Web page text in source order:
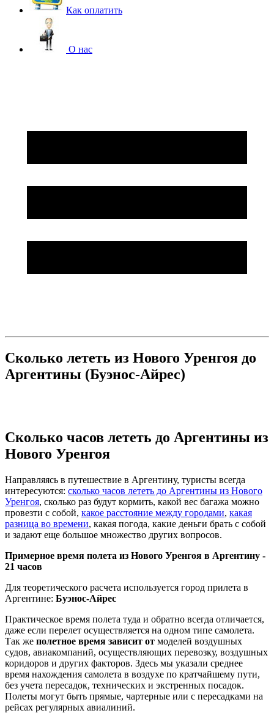
Как оплатить
О нас
Сколько лететь из Нового Уренгоя до
Аргентины (Буэнос-Айрес)
Сколько часов лететь до Аргентины из
Нового Уренгоя
Направляясь в путешествие в Аргентину, туристы всегда
интересуются: сколько часов лететь до Аргентины из Нового
Уренгоя, сколько раз будут кормить, какой вес багажа можно
провезти с собой, какое расстояние между городами, какая
разница во времени, какая погода, какие деньги брать с собой
и задают еще большое множество других вопросов.
Примерное время полета из Нового Уренгоя в Аргентину -
21 часов
Для теоретического расчета используется город прилета в
Аргентине: Буэнос-Айрес
Практическое время полета туда и обратно всегда отличается,
даже если перелет осуществляется на одном типе самолета.
Так же полетное время зависит от моделей воздушных
судов, авиакомпаний, осуществляющих перевозку, воздушных
коридоров и других факторов. Здесь мы указали среднее
время нахождения самолета в воздухе по кратчайшему пути,
без учета пересадок, технических и экстренных посадок.
Полеты могут быть прямые, чартерные или с пересадками на
рейсах регулярных авиалиний.